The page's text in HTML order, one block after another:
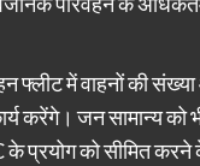
फ्लीट में वाहनों की
करेंगे। जन सामान्य को
के प्रयोग को सीमित